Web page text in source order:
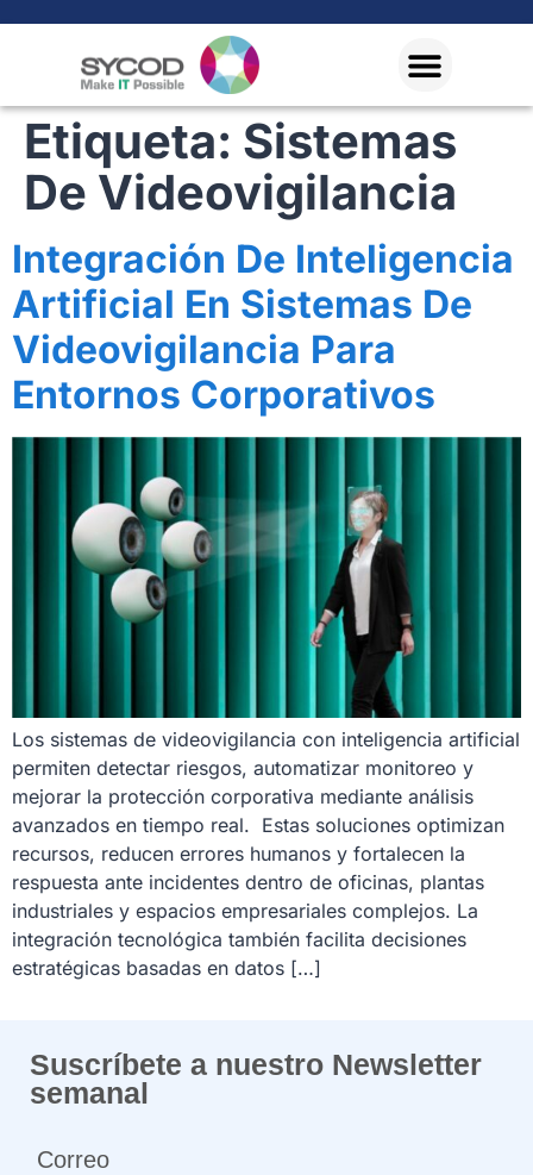
Etiqueta: Sistemas
De Videovigilancia
Integración De Inteligencia
Artificial En Sistemas De
Videovigilancia Para
Entornos Corporativos
Los sistemas de videovigilancia con inteligencia artificial
permiten detectar riesgos, automatizar monitoreo y
mejorar la protección corporativa mediante análisis
avanzados en tiempo real. Estas soluciones optimizan
recursos, reducen errores humanos y fortalecen la
respuesta ante incidentes dentro de oficinas, plantas
industriales y espacios empresariales complejos. La
integración tecnológica también facilita decisiones
estratégicas basadas en datos […]
Suscríbete a nuestro Newsletter
semanal
Correo